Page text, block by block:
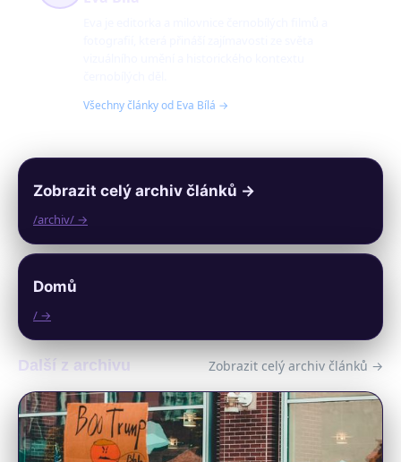
Všechny články od Eva Bílá →
Zobrazit celý archiv článků →
/archiv/ →
Domů
/ →
Další z archivu Zobrazit celý archiv článků →